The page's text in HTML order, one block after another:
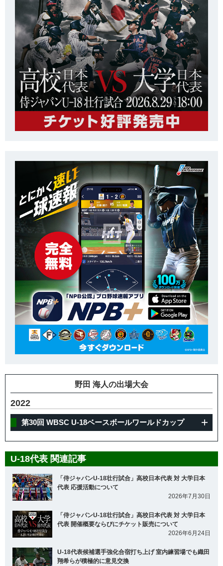
野田 海人の出場大会
2022
第30回 WBSC U-18ベースボールワールドカップ
U-18代表 関連記事
「侍ジャパンU-18壮行試合」高校日本代表 対 大学日本
代表 応援活動について
2026年7月30日
「侍ジャパンU-18壮行試合」高校日本代表 対 大学日本
代表 開催概要ならびにチケット販売について
2026年6月24日
U-18代表候補選手強化合宿打ち上げ 室内練習場でも織田
翔希らが積極的に意見交換